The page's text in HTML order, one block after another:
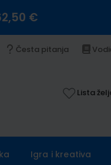
€
Česta pitanja
Lista
Igra i kreativa